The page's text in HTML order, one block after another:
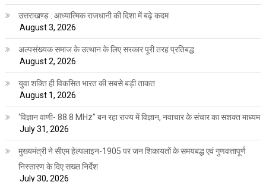
उत्तराखण्ड : आध्यात्मिक राजधानी की दिशा में बढ़े कदम
August 3, 2026
अल्पसंख्यक समाज के उत्थान के लिए सरकार पूरी तरह प्रतिबद्ध
August 2, 2026
युवा शक्ति ही विकसित भारत की सबसे बड़ी ताकत
August 1, 2026
‘विज्ञान वाणी- 88.8 MHz” बन रहा राज्य में विज्ञान, नवाचार के संचार का सशक्त माध्यम
July 31, 2026
मुख्यमंत्री ने सीएम हेल्पलाइन-1905 पर जन शिकायतों के समयबद्ध एवं गुणवत्तापूर्ण
निस्तारण के दिए सख्त निर्देश
July 30, 2026